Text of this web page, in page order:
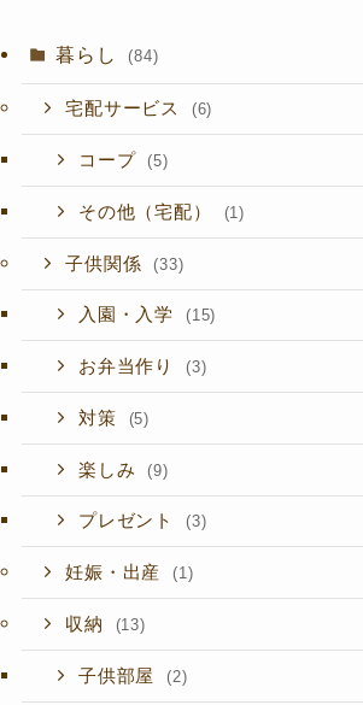
暮らし (84)
宅配サービス (6)
コープ (5)
その他（宅配） (1)
子供関係 (33)
入園・入学 (15)
お弁当作り (3)
対策 (5)
楽しみ (9)
プレゼント (3)
妊娠・出産 (1)
収納 (13)
子供部屋 (2)